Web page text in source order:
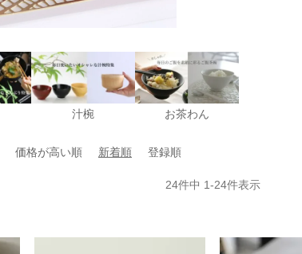
汁椀 お茶わん
価格が高い順 新着順 登録順
24件中 1-24件表示